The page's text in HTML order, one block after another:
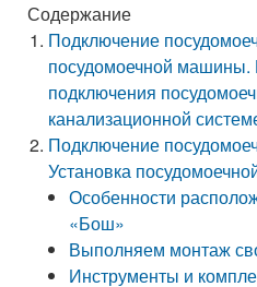
Содержание
Подключение
посудомоечной машины.
подключения
канализационной
Подключение
Установка
Особенности
«Бош»
Выполняем монтаж
Инструменты и